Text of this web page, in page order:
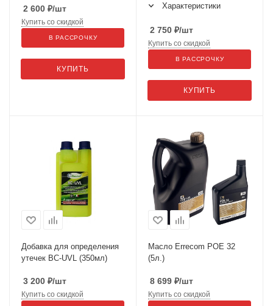
2 600 ₽/шт
КУПИТЬ
Купить со скидкой
В РАССРОЧКУ
Характеристики
2 750 ₽/шт
КУПИТЬ
Купить со скидкой
В РАССРОЧКУ
Добавка для определения
утечек BC-UVL (350мл)
3 200 ₽/шт
Купить со скидкой
Масло Errecom POE 32
(5л.)
8 699 ₽/шт
Купить со скидкой